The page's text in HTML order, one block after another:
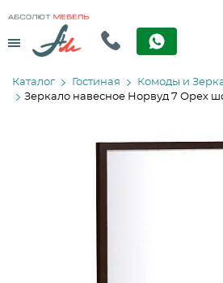
Menu
Каталог Гостиная
Комоды и
Зеркало навесное Норвуд 7 Орех